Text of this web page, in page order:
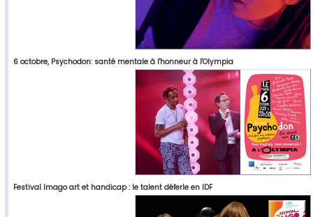
6 octobre, Psychodon: santé mentale à l'honneur à l'Olympia
Festival Imago art et handicap : le talent déferle en IDF